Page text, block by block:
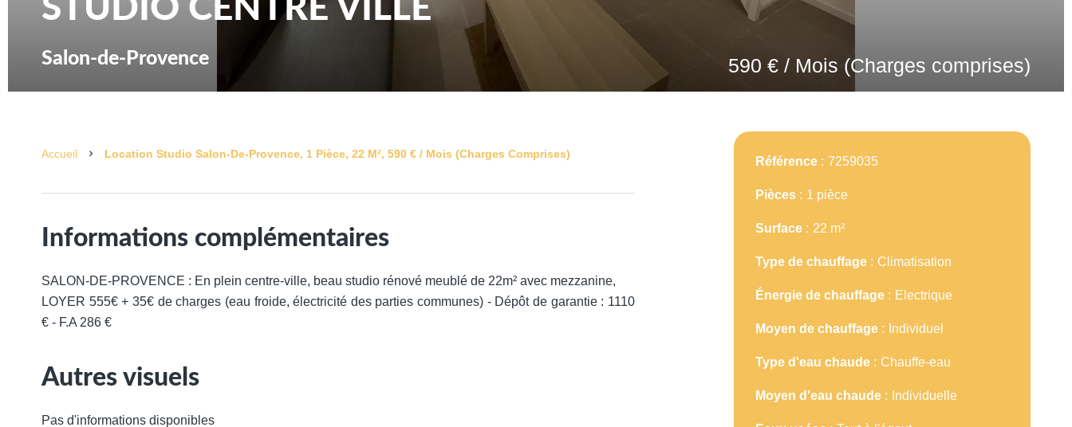
STUDIO CENTRE VILLE
Salon-de-Provence 590 € / Mois (Charges comprises)
Accueil Location Studio Salon-De-Provence, 1 Pièce, 22 M², 590 € / Mois (Charges Comprises)
Informations complémentaires
SALON-DE-PROVENCE : En plein centre-ville, beau studio rénové meublé de 22m² avec mezzanine,
LOYER 555€ + 35€ de charges (eau froide, électricité des parties communes) - Dépôt de garantie : 1110
€ - F.A 286 €
Autres visuels
Pas d'informations disponibles
Référence 7259035
Pièces 1 pièce
Surface 22 m²
Type de chauffage Climatisation
Énergie de chauffage Electrique
Moyen de chauffage Individuel
Type d'eau chaude Chauffe-eau
Moyen d'eau chaude Individuelle